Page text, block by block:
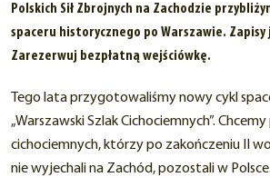
Polskich Sił Zbrojnych na Zachodzie
spaceru historycznego po Warszawie. Zapisy
Zarezerwuj bezpłatną wejściówkę.
Tego lata przygotowaliśmy nowy cykl
„Warszawski Szlak Cichociemnych”.
cichociemnych, którzy po zakończeniu II
nie wyjechali na Zachód, pozostali w